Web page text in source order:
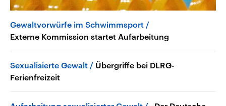
Gewaltvorwürfe im Schwimmsport
Externe Kommission startet Aufarbeitung
Sexualisierte Gewalt
Übergriffe bei DLRG-
Ferienfreizeit